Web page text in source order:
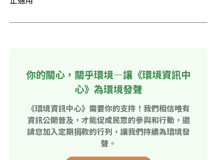
你的關心，關乎環境—讓《環境資訊中
心》為環境發聲
《環境資訊中心》需要你的支持！我們相信唯有
資訊公開普及，才能促成民眾的參與和行動，邀
請您加入定期捐款的行列，讓我們持續為環境發
聲。